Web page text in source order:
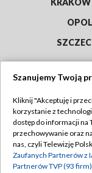
KRAKÓW
Abonament TVP
Emisja w TVP
Szanujemy Twoją
Kliknij "Akceptuję i
korzystanie z
dostęp do informacji na
przechowywanie oraz
nas, czyli Telewizję
Zaufanych Partnerów z
Partnerów TVP (93 firm)